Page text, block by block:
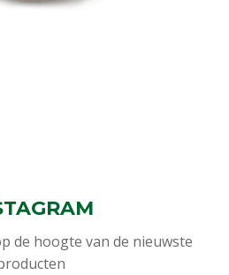
de hoogte van de nieuwste